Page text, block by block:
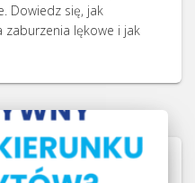
Dowiedz się, jak
zaburzenia lękowe i jak